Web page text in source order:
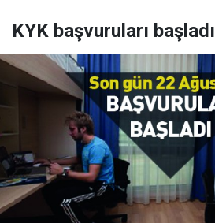
KYK başvuruları başladı